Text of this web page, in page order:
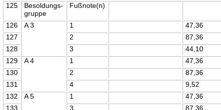
125
Besoldungs-
gruppe
Fußnote(n)
126 A 3 1
47,36
127
2
87,36
128
3
44,10
129
A 4 1
47,36
130
2
87,36
131
4
9,52
132
A 5 1
47,36
133
3
87,36